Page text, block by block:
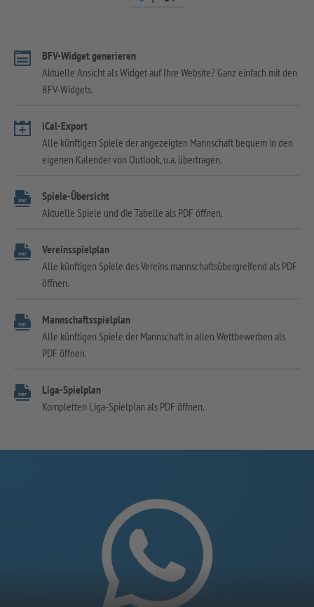
BFV-Widget generieren
Aktuelle Ansicht als Widget auf Ihre Website? Ganz einfach mit den
BFV-Widgets.
iCal-Export
Alle künftigen Spiele der angezeigten Mannschaft bequem in den
eigenen Kalender von Outlook, u.a. übertragen.
Spiele-Übersicht
Aktuelle Spiele und die Tabelle als PDF öffnen.
Vereinsspielplan
Alle künftigen Spiele des Vereins mannschaftsübergreifend als PDF
öffnen.
Mannschaftsspielplan
Alle künftigen Spiele der Mannschaft in allen Wettbewerben als
PDF öffnen.
Liga-Spielplan
Kompletten Liga-Spielplan als PDF öffnen.